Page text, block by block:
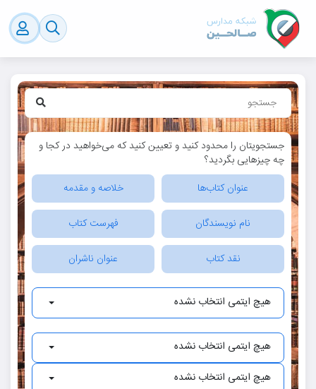
جستجویتان را محدود کنید و تعیین کنید که می‌خواهید در کجا و
چه چیزهایی بگردید؟
عنوان کتاب‌ها
خلاصه و مقدمه
نام نویسندگان فهرست کتاب
نقد کتاب عنوان ناشران
هیچ ایتمی انتخاب نشده
هیچ ایتمی انتخاب نشده
هیچ ایتمی انتخاب نشده